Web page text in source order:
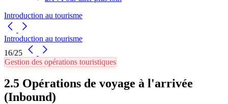
Introduction au tourisme
Introduction au tourisme
16/25
Gestion des opérations touristiques
2.5 Opérations de voyage à l'arrivée
(Inbound)